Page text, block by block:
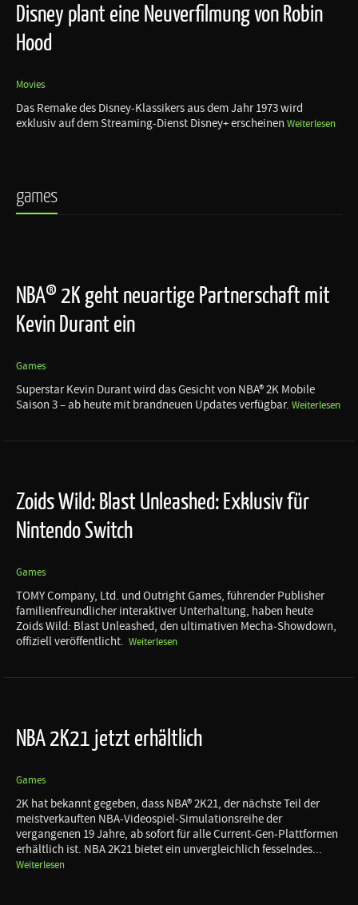
Disney plant eine Neuverfilmung von Robin
Hood
Movies
Das Remake des Disney-Klassikers aus dem Jahr 1973 wird
exklusiv auf dem Streaming-Dienst Disney+ erscheinen Weiterlesen
games
NBA® 2K geht neuartige Partnerschaft mit
Kevin Durant ein
Games
Superstar Kevin Durant wird das Gesicht von NBA® 2K Mobile
Saison 3 – ab heute mit brandneuen Updates verfügbar. Weiterlesen
Zoids Wild: Blast Unleashed: Exklusiv für
Nintendo Switch
Games
TOMY Company, Ltd. und Outright Games, führender Publisher
familienfreundlicher interaktiver Unterhaltung, haben heute
Zoids Wild: Blast Unleashed, den ultimativen Mecha-Showdown,
offiziell veröffentlicht. Weiterlesen
NBA 2K21 jetzt erhältlich
Games
2K hat bekannt gegeben, dass NBA® 2K21, der nächste Teil der
meistverkauften NBA-Videospiel-Simulationsreihe der
vergangenen 19 Jahre, ab sofort für alle Current-Gen-Plattformen
erhältlich ist. NBA 2K21 bietet ein unvergleichlich fesselndes...
Weiterlesen